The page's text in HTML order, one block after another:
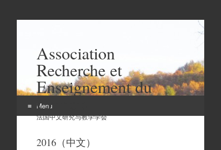
Association
Recherche et
Enseignement du
Chinois
法国中文研究与教学学会
Menu
contenu2016（中文）